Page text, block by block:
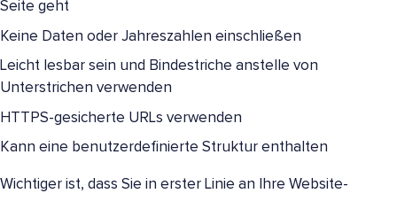
Seite geht
Keine Daten oder Jahreszahlen einschließen
Leicht lesbar sein und Bindestriche anstelle von
Unterstrichen verwenden
HTTPS-gesicherte URLs verwenden
Kann eine benutzerdefinierte Struktur enthalten
Wichtiger ist, dass Sie in erster Linie an Ihre Website-